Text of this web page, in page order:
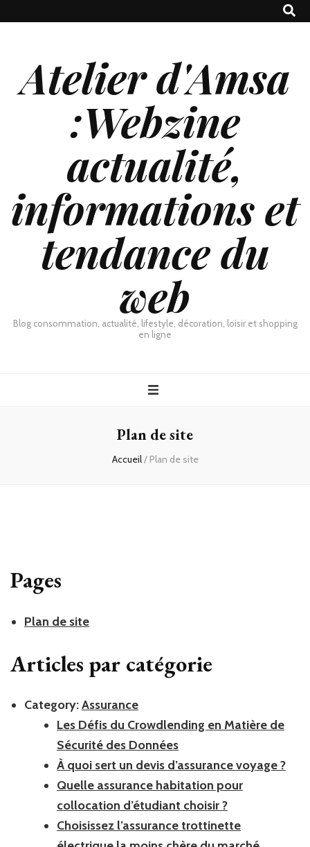
Atelier d'Amsa
:Webzine
actualité,
informations et
tendance du
web
Blog consommation, actualité, lifestyle, décoration, loisir et shopping
en ligne
Plan de site
Accueil/ Plan de site
Pages
Plan de site
Articles par catégorie
Category:Assurance
Les Défis du Crowdlending en Matière de
Sécurité des Données
À quoi sert un devis d’assurance voyage ?
Quelle assurance habitation pour
collocation d’étudiant choisir ?
Choisissez l’assurance trottinette